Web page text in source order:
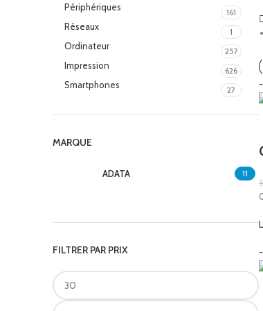
Périphériques 161
Réseaux 1
Ordinateur 257
Impression 626
Smartphones 27
MARQUE
ADATA 11
FILTRER PAR PRIX